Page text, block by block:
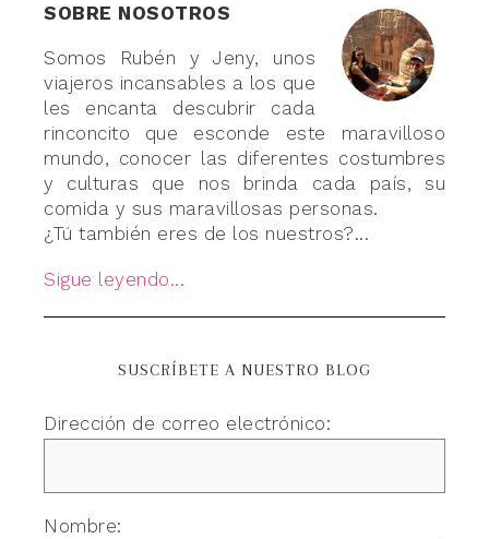
SOBRE NOSOTROS
Somos Rubén y Jeny, unos
viajeros incansables a los que
les encanta descubrir cada
rinconcito que esconde este maravilloso
mundo, conocer las diferentes costumbres
y culturas que nos brinda cada país, su
comida y sus maravillosas personas.
¿Tú también eres de los nuestros?...
Sigue leyendo...
SUSCRÍBETE A NUESTRO BLOG
Dirección de correo electrónico:
Nombre: